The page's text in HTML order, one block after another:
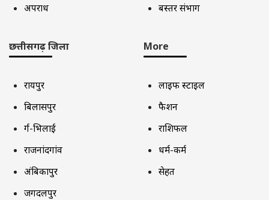
अपराध
बस्तर संभाग
छत्तीसगढ़ जिला
रायपुर
बिलासपुर
दुर्ग-भिलाई
राजनांदगांव
अंबिकापुर
जगदलपुर
More
लाइफ स्टाइल
फैशन
राशिफल
धर्म-कर्म
सेहत